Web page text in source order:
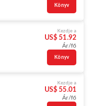
Könyv
Kezdje a
US$ 51.92
Ár/fő
Könyv
Kezdje a
US$ 55.01
Ár/fő